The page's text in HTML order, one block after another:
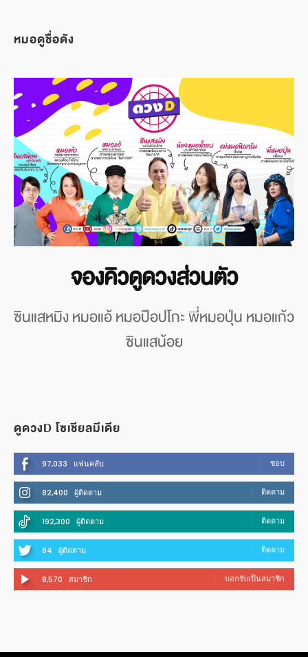
หมอดูชื่อดัง
จองคิวดูดวงส่วนตัว
ซินแสหมิง หมอแอ้ หมอป๊อปโกะ พี่หมอปุ่น หมอแก้ว
ซินแสน้อย
ดูดวงD โซเชียลมีเดีย
97,033 แฟนคลับ ชอบ
82,400 ผู้ติดตาม ติดตาม
192,300 ผู้ติดตาม ติดตาม
84 ผู้ติดตาม ติดตาม
8,570 สมาชิก บอกรับเป็นสมาชิก